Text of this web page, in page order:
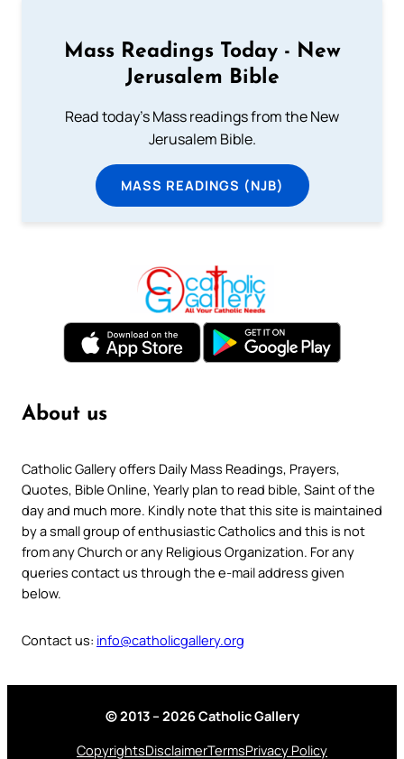
Mass Readings Today - New
Jerusalem Bible
Read today's Mass readings from the New
Jerusalem Bible.
MASS READINGS (NJB)
About us
Catholic Gallery offers Daily Mass Readings, Prayers,
Quotes, Bible Online, Yearly plan to read bible, Saint of the
day and much more. Kindly note that this site is maintained
by a small group of enthusiastic Catholics and this is not
from any Church or any Religious Organization. For any
queries contact us through the e-mail address given
below.
Contact us: info@catholicgallery.org
© 2013 – 2026 Catholic Gallery
CopyrightsDisclaimerTermsPrivacy Policy